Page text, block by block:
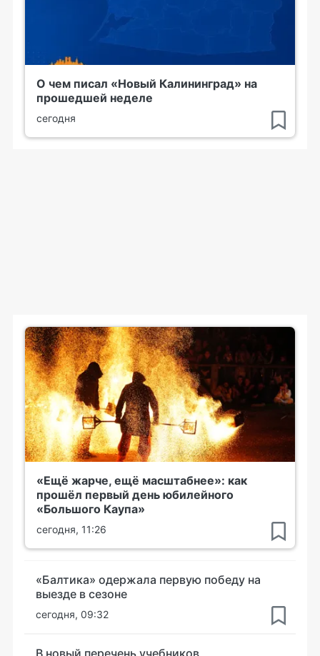
О чем писал «Новый Калининград» на
прошедшей неделе
сегодня
«Ещё жарче, ещё масштабнее»: как
прошёл первый день юбилейного
«Большого Каупа»
сегодня, 11:26
«Балтика» одержала первую победу на
выезде в сезоне
сегодня, 09:32
В новый перечень учебников